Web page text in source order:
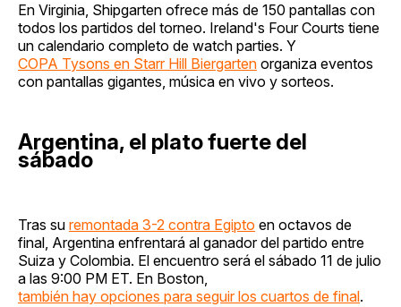
En Virginia, Shipgarten ofrece más de 150 pantallas con
todos los partidos del torneo. Ireland's Four Courts tiene
un calendario completo de watch parties. Y
COPA Tysons en Starr Hill Biergarten organiza eventos
con pantallas gigantes, música en vivo y sorteos.
Argentina, el plato fuerte del
sábado
Tras su remontada 3-2 contra Egipto en octavos de
final, Argentina enfrentará al ganador del partido entre
Suiza y Colombia. El encuentro será el sábado 11 de julio
a las 9:00 PM ET. En Boston,
también hay opciones para seguir los cuartos de final.